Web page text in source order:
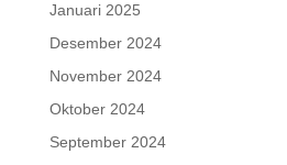
Januari 2025
Desember 2024
November 2024
Oktober 2024
September 2024